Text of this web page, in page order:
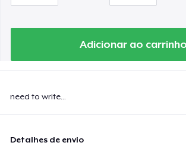
Adicionar ao carrinho
need to write...
Detalhes de envio